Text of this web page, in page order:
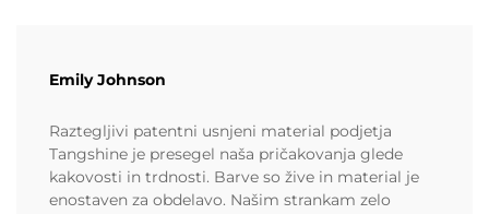
Emily Johnson
Raztegljivi patentni usnjeni material podjetja
Tangshine je presegel naša pričakovanja glede
kakovosti in trdnosti. Barve so žive in material je
enostaven za obdelavo. Našim strankam zelo